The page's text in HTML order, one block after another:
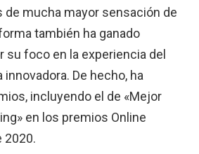
de mucha mayor sensación de
también ha ganado
foco en la experiencia del
De hecho, ha
incluyendo el de «Mejor
en los premios Online
2020.